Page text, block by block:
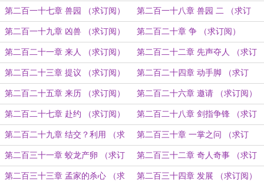
阅）
第二百一十七章 兽园 （求订阅） 第二百一十八章 兽园 二 （求订
阅）
第二百一十九章 凶兽 （求订阅） 第二百二十章 争 （求订阅）
第二百二十一章 来人 （求订阅） 第二百二十二章 先声夺人 （求订
阅）
第二百二十三章 提议 （求订阅） 第二百二十四章 动手脚 （求订
阅）
第二百二十五章 来历 （求订阅） 第二百二十六章 邀请 （求订阅）
第二百二十七章 赴约 （求订阅） 第二百二十八章 剑指争锋 （求订
阅）
第二百二十九章 结交？利用 （求
订阅）
第二百三十章 一掌之问 （求订
阅）
第二百三十一章 蛟龙产卵 （求订
阅）
第二百三十二章 奇人奇事 （求订
阅）
第二百三十三章 孟家的杀心 （求 第二百三十四章 发展 （求订阅）